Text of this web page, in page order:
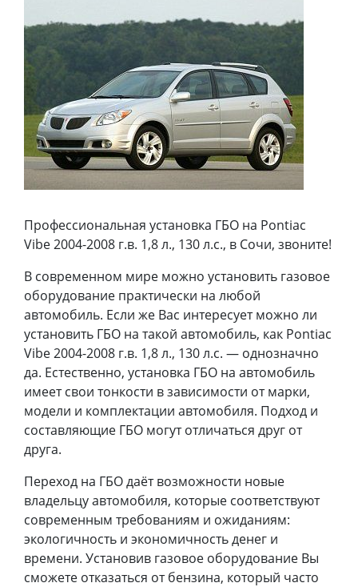
Профессиональная установка ГБО на Pontiac
Vibe 2004-2008 г.в. 1,8 л., 130 л.с., в Сочи, звоните!
В современном мире можно установить газовое
оборудование практически на любой
автомобиль. Если же Вас интересует можно ли
установить ГБО на такой автомобиль, как Pontiac
Vibe 2004-2008 г.в. 1,8 л., 130 л.с. — однозначно
да. Естественно, установка ГБО на автомобиль
имеет свои тонкости в зависимости от марки,
модели и комплектации автомобиля. Подход и
составляющие ГБО могут отличаться друг от
друга.
Переход на ГБО даёт возможности новые
владельцу автомобиля, которые соответствуют
современным требованиям и ожиданиям:
экологичность и экономичность денег и
времени. Установив газовое оборудование Вы
сможете отказаться от бензина, который часто